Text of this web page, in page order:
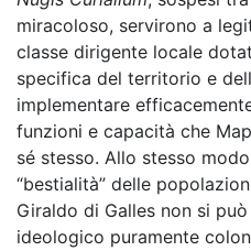
miracoloso, servirono a
classe dirigente locale
specifica del territorio e
implementare
funzioni e capacità che
sé stesso. Allo stesso
“bestialità” delle
Giraldo di Galles non si
ideologico puramente